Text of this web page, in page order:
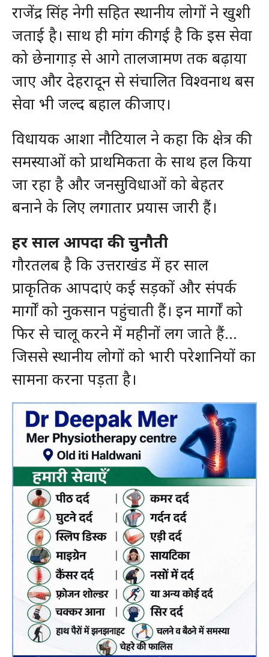
राजेंद्र सिंह नेगी सहित स्थानीय लोगों ने खुशी
जताई है। साथ ही मांग की गई है कि इस सेवा
को छेनागाड़ से आगे तालजामण तक बढ़ाया
जाए और देहरादून से संचालित विश्वनाथ बस
सेवा भी जल्द बहाल की जाए।
विधायक आशा नौटियाल ने कहा कि क्षेत्र की
समस्याओं को प्राथमिकता के साथ हल किया
जा रहा है और जनसुविधाओं को बेहतर
बनाने के लिए लगातार प्रयास जारी हैं।
हर साल आपदा की चुनौती
गौरतलब है कि उत्तराखंड में हर साल
प्राकृतिक आपदाएं कई सड़कों और संपर्क
मार्गों को नुकसान पहुंचाती हैं। इन मार्गों को
फिर से चालू करने में महीनों लग जाते हैं…
जिससे स्थानीय लोगों को भारी परेशानियों का
सामना करना पड़ता है।